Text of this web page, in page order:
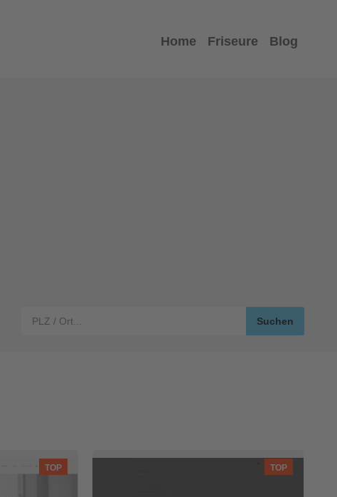
Home Friseure Blog
TOP TOP